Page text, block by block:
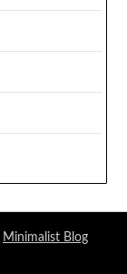
Minimalist Blog